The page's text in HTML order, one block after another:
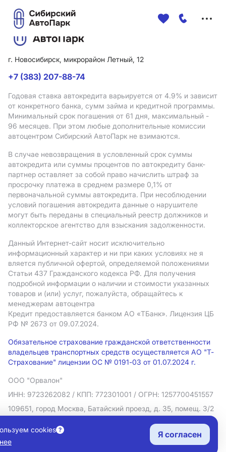
г. Новосибирск, микрорайон Летный, 12
+7 (383) 207-88-74
Годовая ставка автокредита варьируется от 4.9% и зависит
от конкретного банка, сумм займа и кредитной программы.
Минимальный срок погашения от 61 дня, максимальный -
96 месяцев. При этом любые дополнительные комиссии
автоцентром Сибирский АвтоПарк не взимаются.
В случае невозвращения в условленный срок суммы
автокредита или суммы процентов по автокредиту банк-
партнер оставляет за собой право начислить штраф за
просрочку платежа в среднем размере 0,1% от
первоначальной суммы автокредита. При несоблюдении
условий погашения автокредита данные о нарушителе
могут быть переданы в специальный реестр должников и
коллекторское агентство для взыскания задолженности.
Данный Интернет-сайт носит исключительно
информационный характер и ни при каких условиях не я
вляется публичной офертой, определяемой положениями
Статьи 437 Гражданского кодекса РФ. Для получения
подробной информации о наличии и стоимости указанных
товаров и (или) услуг, пожалуйста, обращайтесь к
менеджерам автоцентра
Кредит предоставляется банком АO «ТБанк». Лицензия ЦБ
РФ № 2673 от 09.07.2024.
Обязательное страхование гражданской ответственности
владельцев транспортных средств осуществляется АО "Т-
Страхование" лицензии ОС № 0191-03 от 01.07.2024 г.
ООО "Орвалон"
ИНН: 9723262082 / КПП: 772301001 / ОГРН: 1257700451557
109651, город Москва, Батайский проезд, д. 35, помещ. 3/2
Политика в отношении обработки персональных данных
Согласие на рекламную рассылку
Правовая информация
cookies
Я согласен